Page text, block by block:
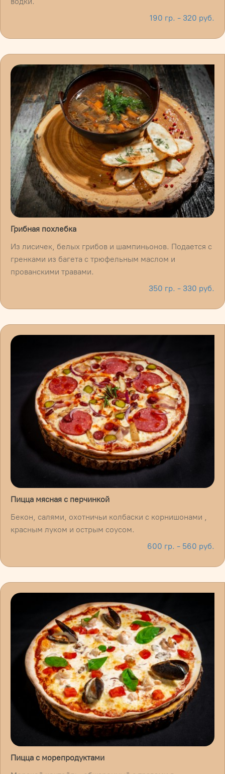
190 гр. - 320 руб.
Грибная похлебка
Из лисичек, белых грибов и шампиньонов. Подается с
гренками из багета с трюфельным маслом и
прованскими травами.
350 гр. - 330 руб.
Пицца мясная с перчинкой
Бекон, салями, охотничьи колбаски с корнишонами ,
красным луком и острым соусом.
600 гр. - 560 руб.
Пицца с морепродуктами